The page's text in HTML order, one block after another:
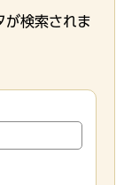
が検索されま